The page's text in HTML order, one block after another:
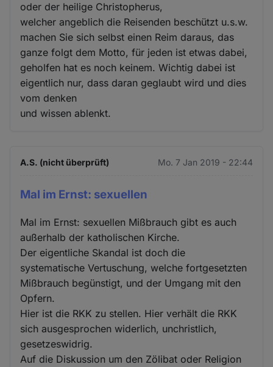
oder der heilige Christopherus,
welcher angeblich die Reisenden beschützt u.s.w.
machen Sie sich selbst einen Reim daraus, das
ganze folgt dem Motto, für jeden ist etwas dabei,
geholfen hat es noch keinem. Wichtig dabei ist
eigentlich nur, dass daran geglaubt wird und dies
vom denken
und wissen ablenkt.
A.S. (nicht überprüft) Mo. 7 Jan 2019 - 22:44
Mal im Ernst: sexuellen
Mal im Ernst: sexuellen Mißbrauch gibt es auch
außerhalb der katholischen Kirche.
Der eigentliche Skandal ist doch die
systematische Vertuschung, welche fortgesetzten
Mißbrauch begünstigt, und der Umgang mit den
Opfern.
Hier ist die RKK zu stellen. Hier verhält die RKK
sich ausgesprochen widerlich, unchristlich,
gesetzeswidrig.
Auf die Diskussion um den Zölibat oder Religion